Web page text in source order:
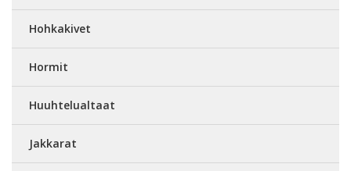
Hohkakivet
Hormit
Huuhtelualtaat
Jakkarat